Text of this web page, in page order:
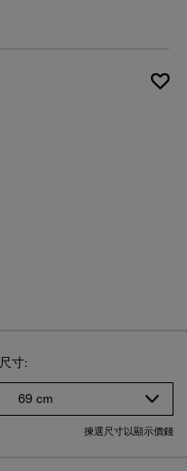
選擇尺碼
Select
尺寸:
69 cm
揀選尺寸以顯示價錢